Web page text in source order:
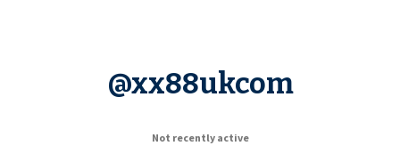
@xx88ukcom
Not recently active